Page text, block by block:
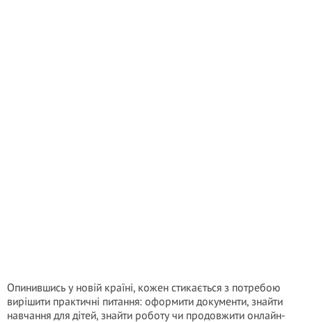
Опинившись у новій країні, кожен стикається з потребою
вирішити практичні питання: оформити документи, знайти
навчання для дітей, знайти роботу чи продовжити онлайн-